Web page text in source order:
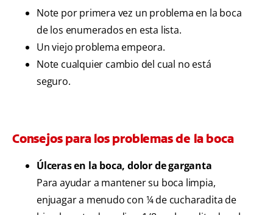
Note por primera vez un problema en la boca
de los enumerados en esta lista.
Un viejo problema empeora.
Note cualquier cambio del cual no está
seguro.
Consejos para los problemas de la boca
Úlceras en la boca, dolor de garganta
Para ayudar a mantener su boca limpia,
enjuagar a menudo con ¼ de cucharadita de